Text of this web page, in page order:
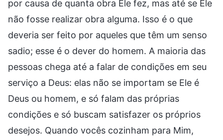
por causa de quanta obra Ele fez, mas até se Ele
não fosse realizar obra alguma. Isso é o que
deveria ser feito por aqueles que têm um senso
sadio; esse é o dever do homem. A maioria das
pessoas chega até a falar de condições em seu
serviço a Deus: elas não se importam se Ele é
Deus ou homem, e só falam das próprias
condições e só buscam satisfazer os próprios
desejos. Quando vocês cozinham para Mim,